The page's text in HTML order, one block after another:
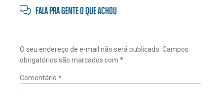
FALA PRA GENTE O QUE ACHOU
O seu endereço de e-mail não será publicado. Campos
obrigatórios são marcados com *
Comentário *